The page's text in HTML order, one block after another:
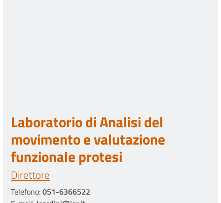
Laboratorio di Analisi del
movimento e valutazione
funzionale protesi
Direttore
Telefono:051-6366522